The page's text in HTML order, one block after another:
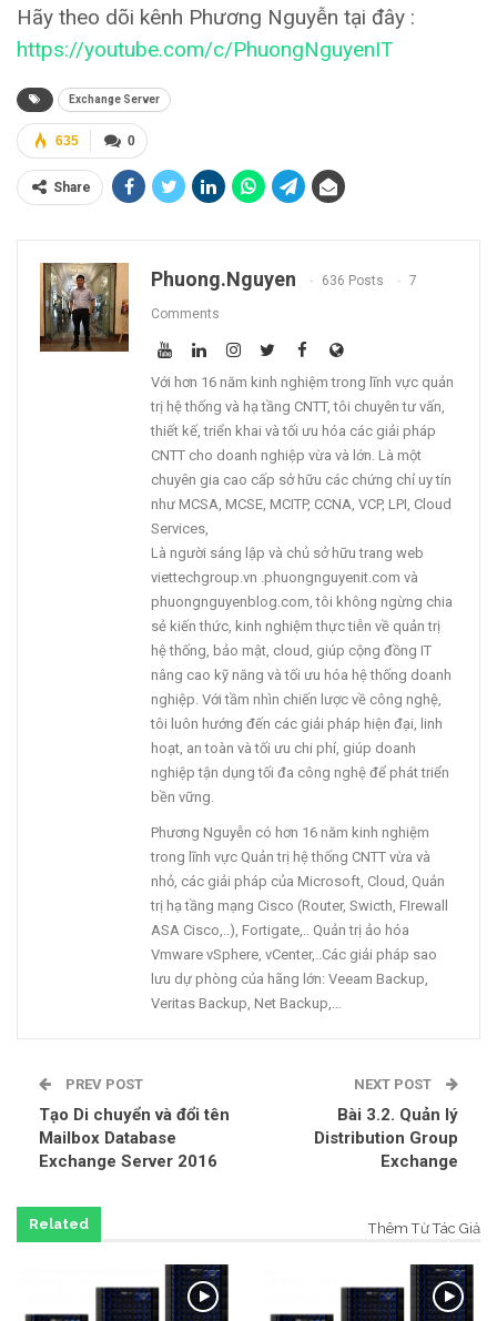
Hãy theo dõi kênh Phương Nguyễn tại đây :
https://youtube.com/c/PhuongNguyenIT
Exchange Server
0
635
Share
Phuong.nguyen 636 Posts 7
Comments
Với hơn 16 năm kinh nghiệm trong lĩnh vực quản
trị hệ thống và hạ tầng CNTT, tôi chuyên tư vấn,
thiết kế, triển khai và tối ưu hóa các giải pháp
CNTT cho doanh nghiệp vừa và lớn. Là một
chuyên gia cao cấp sở hữu các chứng chỉ uy tín
như MCSA, MCSE, MCITP, CCNA, VCP, LPI, Cloud
Services,
Là người sáng lập và chủ sở hữu trang web
viettechgroup.vn .phuongnguyenit.com và
phuongnguyenblog.com, tôi không ngừng chia
sẻ kiến thức, kinh nghiệm thực tiễn về quản trị
hệ thống, bảo mật, cloud, giúp cộng đồng IT
nâng cao kỹ năng và tối ưu hóa hệ thống doanh
nghiệp. Với tầm nhìn chiến lược về công nghệ,
tôi luôn hướng đến các giải pháp hiện đại, linh
hoạt, an toàn và tối ưu chi phí, giúp doanh
nghiệp tận dụng tối đa công nghệ để phát triển
bền vững.
Phương Nguyễn có hơn 16 năm kinh nghiệm
trong lĩnh vực Quản trị hệ thống CNTT vừa và
nhỏ, các giải pháp của Microsoft, Cloud, Quản
trị hạ tầng mạng Cisco (Router, Swicth, FIrewall
ASA Cisco,..), Fortigate,.. Quản trị ảo hóa
Vmware vSphere, vCenter,..Các giải pháp sao
lưu dự phòng của hãng lớn: Veeam Backup,
Veritas Backup, Net Backup,…
PREV POST
Tạo Di chuyển và đổi tên
Mailbox Database
Exchange Server 2016
NEXT POST
Bài 3.2. Quản lý
Distribution Group
Exchange
Related Thêm Từ Tác Giả